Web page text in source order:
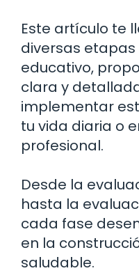
Este artículo te
diversas
educativo,
clara y
implementar
tu vida diaria o
profesional.
Desde la
hasta la
cada fase
en la
saludable.